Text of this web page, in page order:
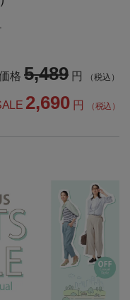
格 5,489 円 （税込）
2,690 円 （税込）